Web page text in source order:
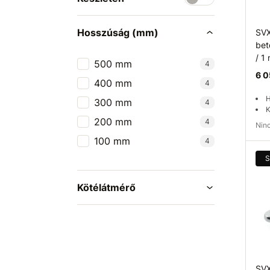
Hosszúság (mm)
500 mm 4
400 mm 4
300 mm 4
200 mm 4
100 mm 4
Kötélátmérő
/ 1
6